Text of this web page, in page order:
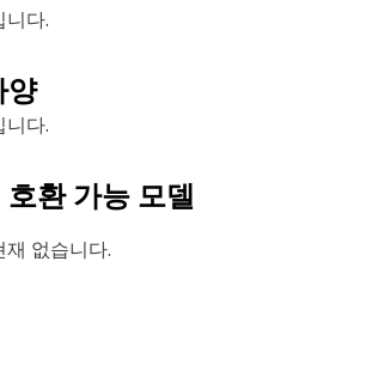
니다.
양
니다.
호환 가능 모델
없습니다.